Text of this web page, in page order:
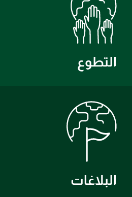
التطوع
البلاغات